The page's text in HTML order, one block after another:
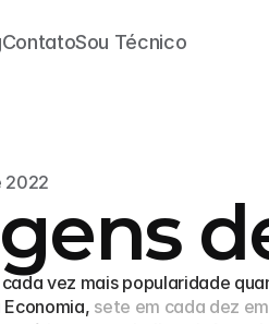
ContatoSou Técnico
2022
vez mais popularidade
sete em cada dez